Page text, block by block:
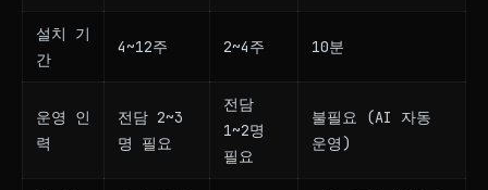
설치 기
간
4~12주 2~4주 10분
운영 인
력
전담 2~3
명 필요
전담
1~2명
필요
불필요 (AI 자동
운영)